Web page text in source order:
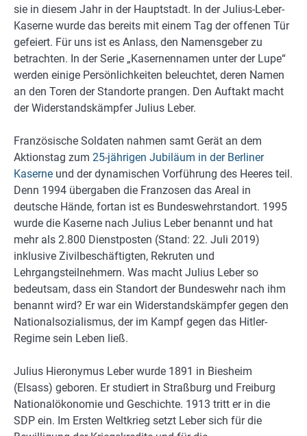
sie in diesem Jahr in der Hauptstadt. In der Julius-Leber-
Kaserne wurde das bereits mit einem Tag der offenen Tür
gefeiert. Für uns ist es Anlass, den Namensgeber zu
betrachten. In der Serie „Kasernennamen unter der Lupe“
werden einige Persönlichkeiten beleuchtet, deren Namen
an den Toren der Standorte prangen. Den Auftakt macht
der Widerstandskämpfer Julius Leber.
Französische Soldaten nahmen samt Gerät an dem
Aktionstag zum 25-jährigen Jubiläum in der Berliner
Kaserne und der dynamischen Vorführung des Heeres teil.
Denn 1994 übergaben die Franzosen das Areal in
deutsche Hände, fortan ist es Bundeswehrstandort. 1995
wurde die Kaserne nach Julius Leber benannt und hat
mehr als 2.800 Dienstposten (Stand: 22. Juli 2019)
inklusive Zivilbeschäftigten, Rekruten und
Lehrgangsteilnehmern. Was macht Julius Leber so
bedeutsam, dass ein Standort der Bundeswehr nach ihm
benannt wird? Er war ein Widerstandskämpfer gegen den
Nationalsozialismus, der im Kampf gegen das Hitler-
Regime sein Leben ließ.
Julius Hieronymus Leber wurde 1891 in Biesheim
(Elsass) geboren. Er studiert in Straßburg und Freiburg
Nationalökonomie und Geschichte. 1913 tritt er in die
SDP ein. Im Ersten Weltkrieg setzt Leber sich für die